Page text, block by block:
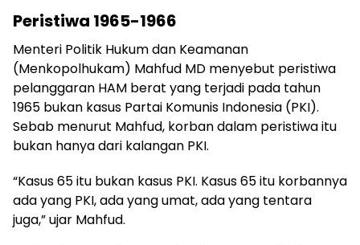
Peristiwa 1965-1966
Menteri Politik Hukum dan Keamanan
(Menkopolhukam) Mahfud MD menyebut peristiwa
pelanggaran HAM berat yang terjadi pada tahun
1965 bukan kasus Partai Komunis Indonesia (PKI).
Sebab menurut Mahfud, korban dalam peristiwa itu
bukan hanya dari kalangan PKI.
“Kasus 65 itu bukan kasus PKI. Kasus 65 itu korbannya
ada yang PKI, ada yang umat, ada yang tentara
juga,” ujar Mahfud.